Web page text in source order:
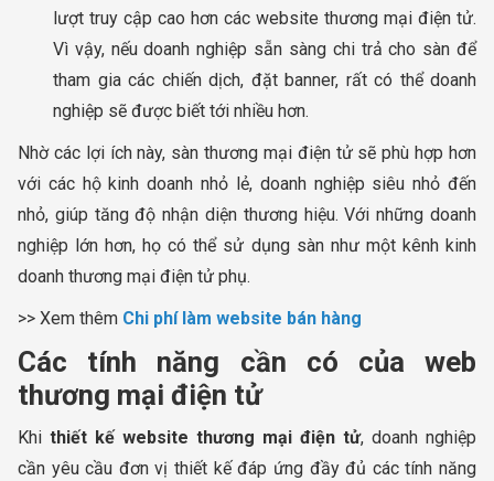
lượt truy cập cao hơn các website thương mại điện tử.
Vì vậy, nếu doanh nghiệp sẵn sàng chi trả cho sàn để
tham gia các chiến dịch, đặt banner, rất có thể doanh
nghiệp sẽ được biết tới nhiều hơn.
Nhờ các lợi ích này, sàn thương mại điện tử sẽ phù hợp hơn
với các hộ kinh doanh nhỏ lẻ, doanh nghiệp siêu nhỏ đến
nhỏ, giúp tăng độ nhận diện thương hiệu. Với những doanh
nghiệp lớn hơn, họ có thể sử dụng sàn như một kênh kinh
doanh thương mại điện tử phụ.
>> Xem thêm Chi phí làm website bán hàng
Các tính năng cần có của web
thương mại điện tử
Khi thiết kế website thương mại điện tử, doanh nghiệp
cần yêu cầu đơn vị thiết kế đáp ứng đầy đủ các tính năng